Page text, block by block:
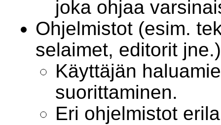
joka ohjaa
Ohjelmistot (esim.
selaimet, editorit jne.)
Käyttäjän
suorittaminen.
Eri ohjelmistot